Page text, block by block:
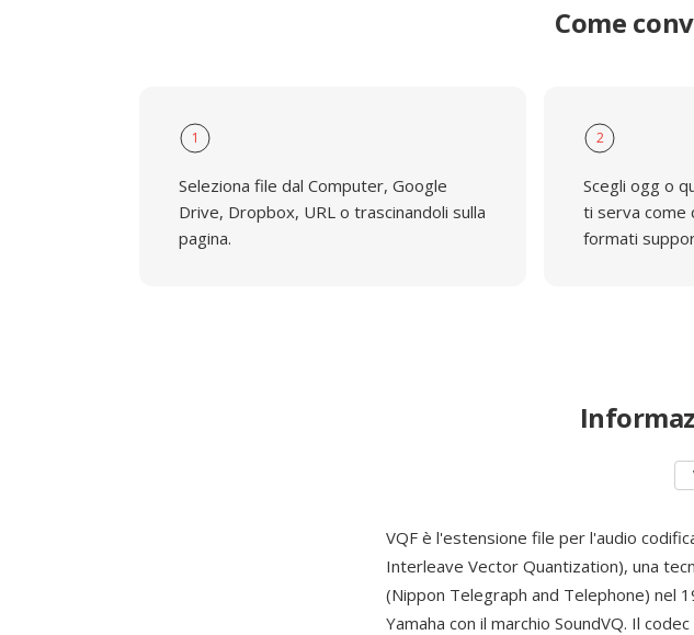
Come
1
Seleziona file dal Computer, Google
Drive, Dropbox, URL o trascinandoli sulla
pagina.
2
Scegli ogg o
ti serva come
formati
VQF è l'estensione file per l'audio
Interleave Vector Quantization), una
(Nippon Telegraph and Telephone) nel
Yamaha con il marchio SoundVQ. Il